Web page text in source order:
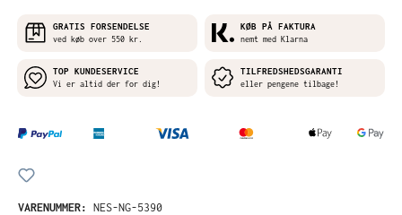
GRATIS FORSENDELSE
ved køb over 550 kr.
KØB PÅ FAKTURA
nemt med Klarna
TOP KUNDESERVICE
Vi er altid der for dig!
TILFREDSHEDSGARANTI
eller pengene tilbage!
VARENUMMER: NES-NG-5390